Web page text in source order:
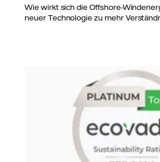
Wie wirkt sich die Offshore-
neuer Technologie zu mehr